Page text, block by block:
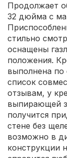
Продолжает
32 дюйма с
стильно
оснащены
положения.
выполнена по
список
отзывам, у
выпирающей
получится
стене без
возможно в
конструкции